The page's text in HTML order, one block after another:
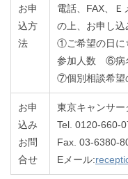
お申
込方
法
電話、FAX、
の上、お申し込
①ご希望の
参加人数 ⑥病
⑦個別相談希望
お申
込み
お問
合せ
東京キャンサ
Tel. 0120-660-
Fax. 03-6380-
Eメール: